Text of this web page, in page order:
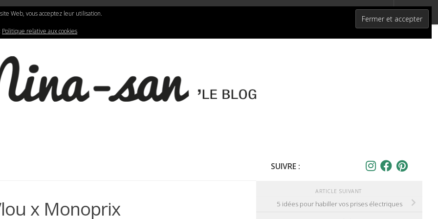
LIFESTYLE GRAPHIC DESIGN
x Monoprix
SUIVRE :
ARTICLE SUIVANT
5 idées pour habiller vos prises électriques
Web, vous acceptez leur utilisation.
Politique relative aux cookies